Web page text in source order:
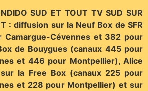
SUD ET TOUT TV SUD SUR
: diffusion sur la Neuf Box de SFR
Camargue-Cévennes et 382 pour
de Bouygues (canaux 445 pour
et 446 pour Montpellier), Alice
la Free Box (canaux 225 pour
et 228 pour Montpellier) et sur